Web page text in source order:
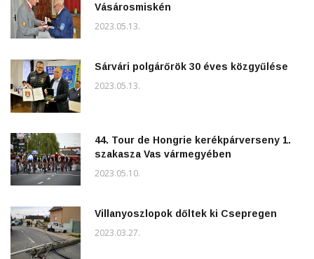
Vásárosmiskén
2023.05.13.
Sárvári polgárőrök 30 éves közgyűlése
2023.05.13.
44. Tour de Hongrie kerékpárverseny 1.
szakasza Vas vármegyében
2023.05.10.
Villanyoszlopok dőltek ki Csepregen
2023.03.27.